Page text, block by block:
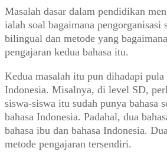
47)
Masalah dasar dalam pendidikan
ialah soal bagaimana pengorganisasi
bilingual dan metode yang
pengajaran kedua bahasa itu.
Kedua masalah itu pun dihadapi
Indonesia. Misalnya, di level SD,
siswa-siswa itu sudah punya bahasa
bahasa Indonesia. Padahal, dua
bahasa ibu dan bahasa Indonesia.
metode pengajaran tersendiri.